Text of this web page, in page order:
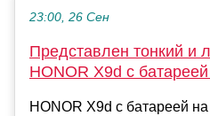
23:00, 26 Сен
Представлен тонкий и
HONOR X9d с
HONOR X9d с батареей